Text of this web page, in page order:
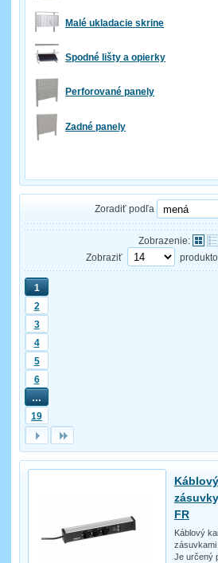
Malé ukladacie skrine
Spodné lišty a opierky
Perforované panely
Zadné panely
Zoradiť podľa
Zobrazenie:
Zobraziť
1
2
3
4
5
6
…
19
FR
Káblový
zásuvkami
Je určený